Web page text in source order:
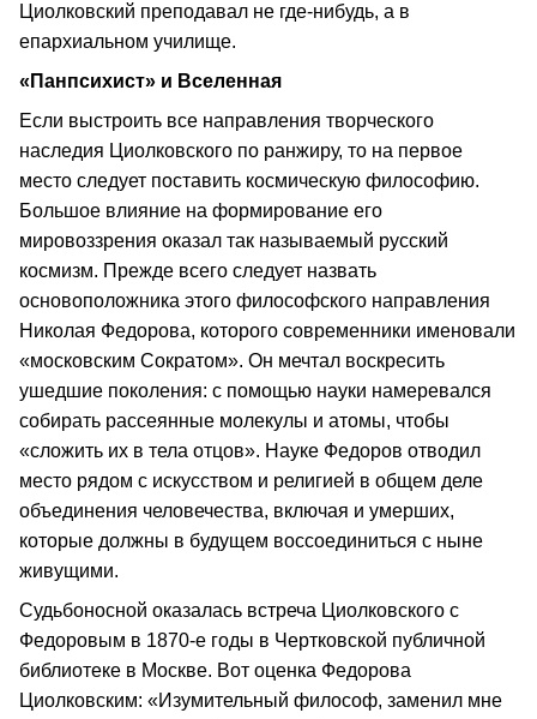
Циолковский преподавал не где-нибудь, а в
епархиальном училище.
«Панпсихист» и Вселенная
Если выстроить все направления творческого
наследия Циолковского по ранжиру, то на первое
место следует поставить космическую философию.
Большое влияние на формирование его
мировоззрения оказал так называемый русский
космизм. Прежде всего следует назвать
основоположника этого философского направления
Николая Федорова, которого современники именовали
«московским Сократом». Он мечтал воскресить
ушедшие поколения: с помощью науки намеревался
собирать рассеянные молекулы и атомы, чтобы
«сложить их в тела отцов». Науке Федоров отводил
место рядом с искусством и религией в общем деле
объединения человечества, включая и умерших,
которые должны в будущем воссоединиться с ныне
живущими.
Судьбоносной оказалась встреча Циолковского с
Федоровым в 1870-е годы в Чертковской публичной
библиотеке в Москве. Вот оценка Федорова
Циолковским: «Изумительный философ, заменил мне